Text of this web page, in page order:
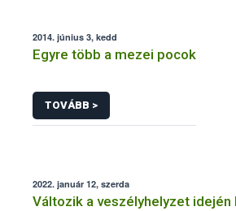
2014. június 3, kedd
Egyre több a mezei pocok
TOVÁBB >
2022. január 12, szerda
Változik a veszélyhelyzet idején